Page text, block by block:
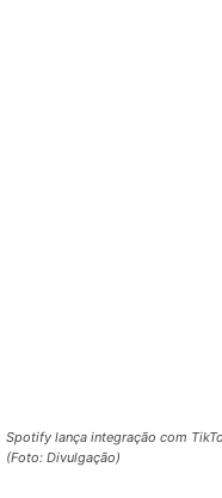
Spotify lança integração com
(Foto: Divulgação)